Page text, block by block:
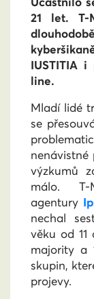
21 let. T-
IUSTITIA
line.
Mladí lidé
se
nenávistné
výzkumů
málo. T-
agentury
nechal
věku od
majority a
skupin,
projevy.